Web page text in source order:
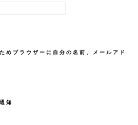
めブラウザーに自分の名前、メールアド
知